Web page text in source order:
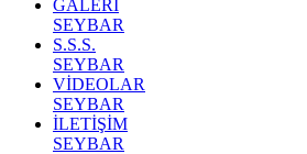
GALERİ
SEYBAR
S.S.S.
SEYBAR
VİDEOLAR
SEYBAR
İLETİŞİM
SEYBAR